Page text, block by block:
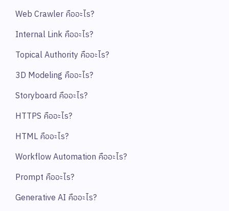
Web Crawler คืออะไร?
Internal Link คืออะไร?
Topical Authority คืออะไร?
3D Modeling คืออะไร?
Storyboard คืออะไร?
HTTPS คืออะไร?
HTML คืออะไร?
Workflow Automation คืออะไร?
Prompt คืออะไร?
Generative AI คืออะไร?